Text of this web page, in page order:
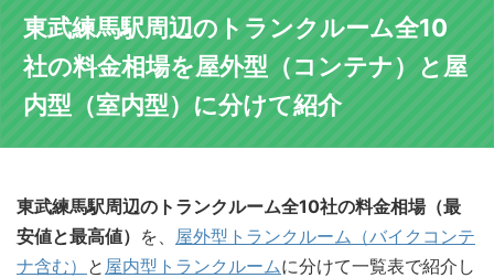
東武練馬駅周辺のトランクルーム全10
社の料金相場を屋外型（コンテナ）と屋
内型（室内型）に分けて紹介
東武練馬駅周辺のトランクルーム全10社の料金相場（最
安値と最高値） を、 屋外型トランクルーム（バイクコンテ
ナ含む） と 屋内型トランクルームに分けて一覧表で紹介し